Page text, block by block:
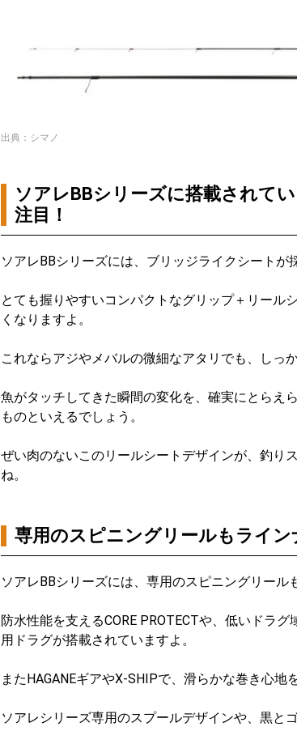
出典：シマノ
ソアレBBシリーズに搭載されて
注目！
ソアレBBシリーズには、ブリッジライクシートが
とても握りやすいコンパクトなグリップ＋リール
くなりますよ。
これならアジやメバルの微細なアタリでも、しっ
魚がタッチしてきた瞬間の変化を、確実にとらえ
ものといえるでしょう。
ぜい肉のないこのリールシートデザインが、釣り
ね。
専用のスピニングリールもライン
ソアレBBシリーズには、専用のスピニングリール
防水性能を支えるCORE PROTECTや、低いドラ
用ドラグが搭載されていますよ。
またHAGANEギアやX-SHIPで、滑らかな巻き心地
ソアレシリーズ専用のスプールデザインや、黒と